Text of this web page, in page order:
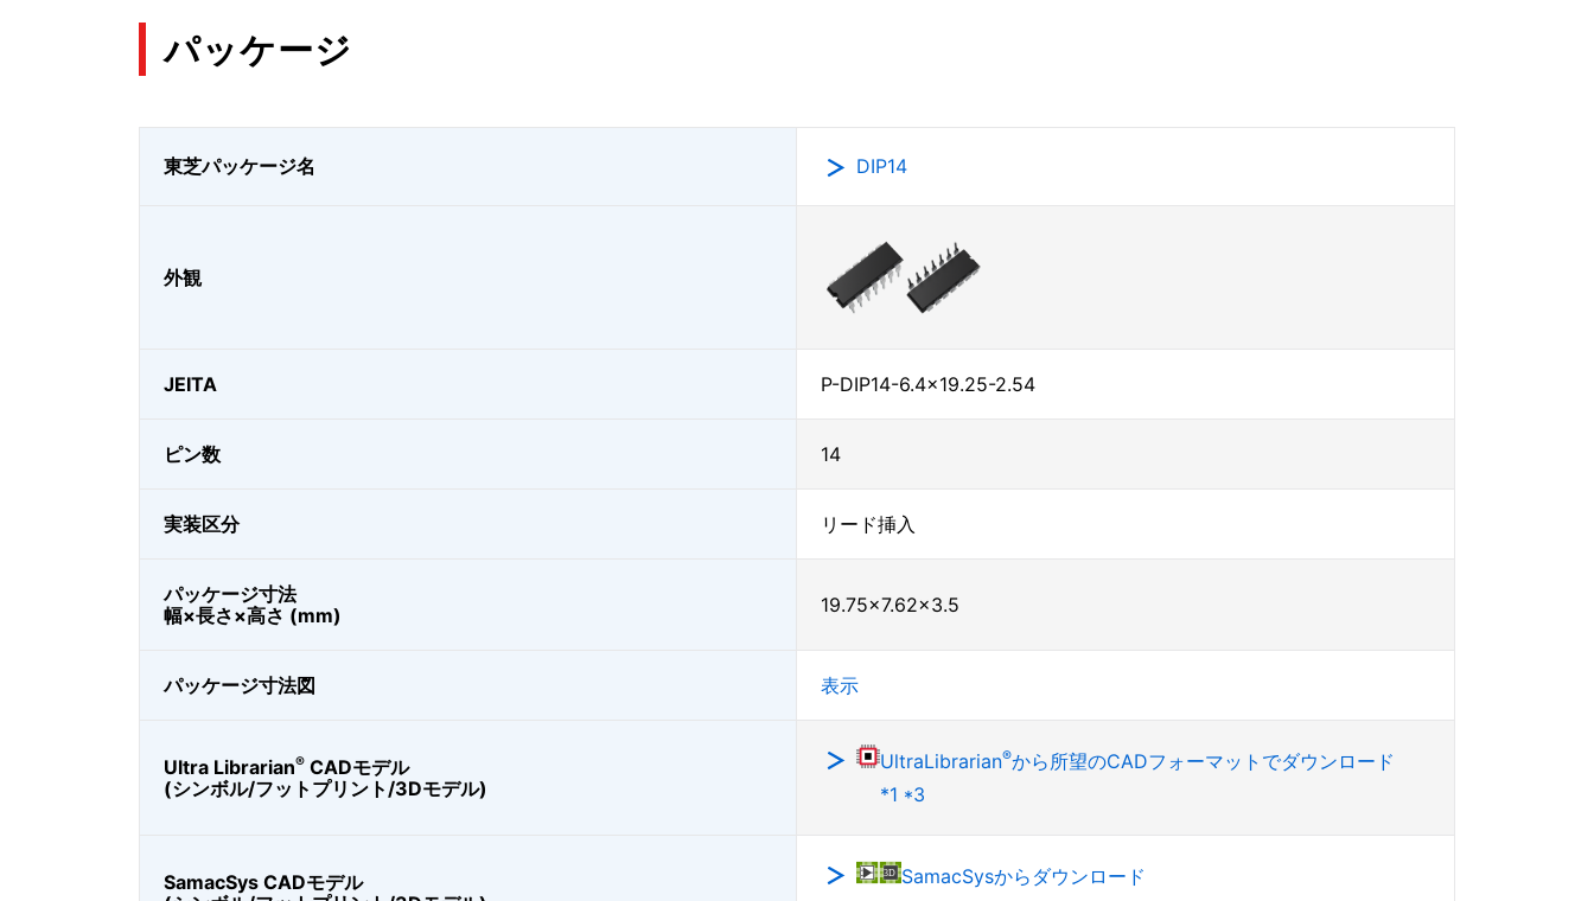
パッケージ
東芝パッケージ名 DIP14
外観
JEITA P-DIP14-6.4x19.25-2.54
ピン数 14
実装区分 リード挿入
パッケージ寸法
幅×長さ×高さ (mm)
19.75×7.62×3.5
パッケージ寸法図 表示
Ultra Librarian® CADモデル
(シンボル/フットプリント/3Dモデル)
UltraLibrarian®から所望のCADフォーマットでダウンロード
*1 *3
SamacSys CADモデル
SamacSysからダウンロード